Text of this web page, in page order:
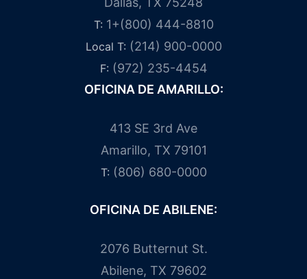
T: 1+(800) 444-8810
Local T: (214) 900-0000
F: (972) 235-4454
OFICINA DE AMARILLO:
413 SE 3rd Ave
Amarillo, TX 79101
T: (806) 680-0000
OFICINA DE ABILENE:
2076 Butternut St.
Abilene, TX 79602